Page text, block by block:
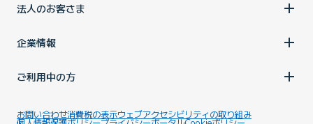
法人のお客さま
企業情報
ご利用中の方
お問い合わせ消費税の表示ウェブアクセシビリティの取り組み